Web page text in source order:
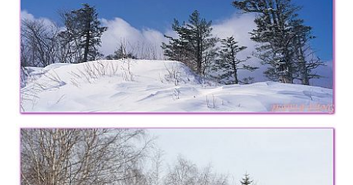
旅
遊
雜
誌
專
欄、
光
局
合